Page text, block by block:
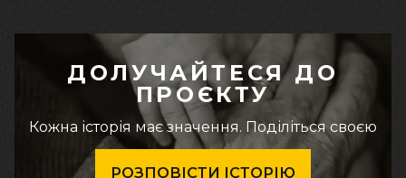
ДОЛУЧАЙТЕСЯ ДО
ПРОЄКТУ
Кожна історія має значення. Поділіться своєю
РОЗПОВІСТИ ІСТОРІЮ